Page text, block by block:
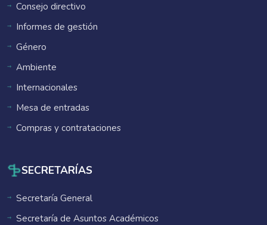
Consejo directivo
Informes de gestión
Género
Ambiente
Internacionales
Mesa de entradas
Compras y contrataciones
SECRETARÍAS
Secretaría General
Secretaría de Asuntos Académicos